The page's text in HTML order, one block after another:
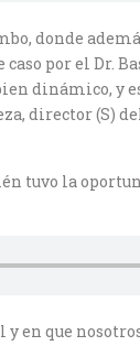
donde
por el Dr.
dinámico, y
director (S)
tuvo la
en que